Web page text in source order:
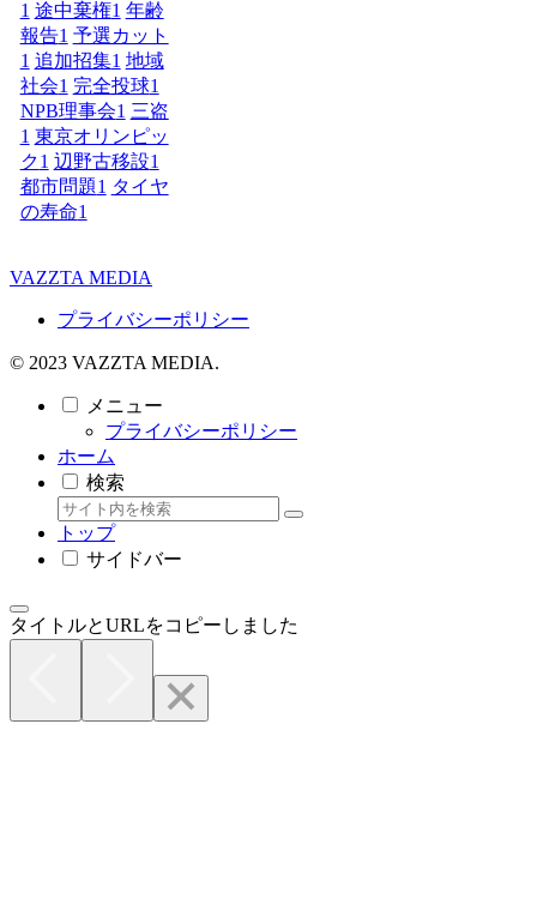
1 途中棄権1 年齢
報告1 予選カット
1 追加招集1 地域
社会1 完全投球1
NPB理事会1 三盗
1 東京オリンピッ
ク1 辺野古移設1
都市問題1 タイヤ
の寿命1
VAZZTA MEDIA
プライバシーポリシー
© 2023 VAZZTA MEDIA.
メニュー
プライバシーポリシー
ホーム
検索
トップ
サイドバー
タイトルとURLをコピーしました